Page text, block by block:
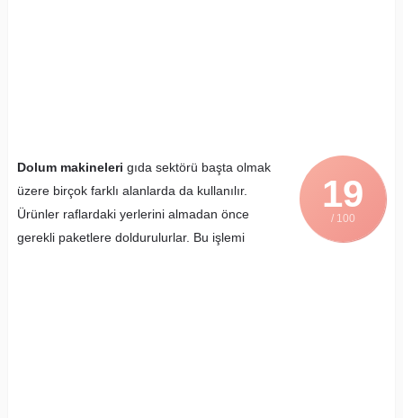
19
/ 100
Dolum makineleri gıda sektörü başta olmak
üzere birçok farklı alanlarda da kullanılır.
Ürünler raflardaki yerlerini almadan önce
gerekli paketlere doldurulurlar. Bu işlemi